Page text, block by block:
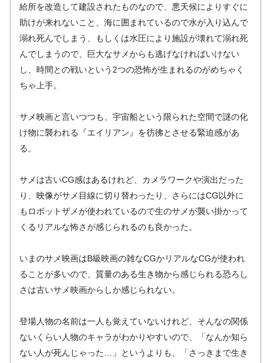
給所を改造して建設されたものなので、悪天候によりすぐに
助けが来れないこと、海に囲まれているので水が入り込んで
溺れ死んでしまう、もしくは水圧により施設が壊れて溺れ死
んでしまうので、巨大なサメからも逃げなければいけない
し、時間との戦いという2つの恐怖が生まれるのがめちゃく
ちゃ上手。
サメ映画と言いつつも、宇宙船という限られた空間で謎の化
け物に襲われる『エイリアン』を彷彿とさせる緊迫感があ
る。
サメは古いCG感はあるけれど、カメラワークや演出だった
り、映像がサメ目線に切り替わったり、さらにはCG以外に
もロボットザメが使われているので生のサメが襲い掛かって
くるリアルな怖さが感じられるのも良かった。
いまのサメ映画はB級映画の雑なCGかリアルなCGが使われ
ることが多いので、質量のある生き物から感じられる恐ろし
さは古いサメ映画からしか感じられない。
登場人物の名前は一人も覚えていないけれど、そんなの関係
ないくらい人物のキャラがわかりやすいので、「なんか知ら
ない人が死んじゃった…」というよりも、「さっきまで生き